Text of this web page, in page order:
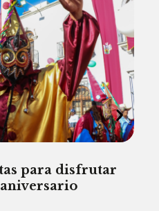
para disfrutar